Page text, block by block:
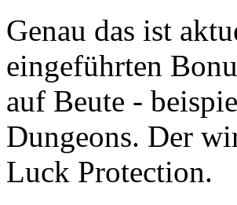
Genau das ist
eingeführten
auf Beute -
Dungeons. Der
Luck Protection.